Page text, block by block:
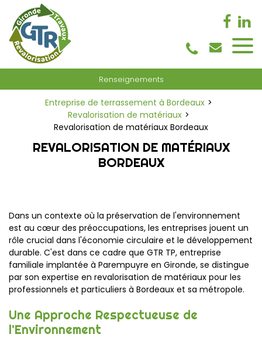
Renseignements
Entreprise de terrassement à Bordeaux
Revalorisation de matériaux
Revalorisation de matériaux Bordeaux
REVALORISATION DE MATÉRIAUX
BORDEAUX
Dans un contexte où la préservation de l'environnement
est au cœur des préoccupations, les entreprises jouent un
rôle crucial dans l'économie circulaire et le développement
durable. C'est dans ce cadre que GTR TP, entreprise
familiale implantée à Parempuyre en Gironde, se distingue
par son expertise en revalorisation de matériaux pour les
professionnels et particuliers à Bordeaux et sa métropole.
Une Approche Respectueuse de
l'Environnement
Panneau de gestion des cookies